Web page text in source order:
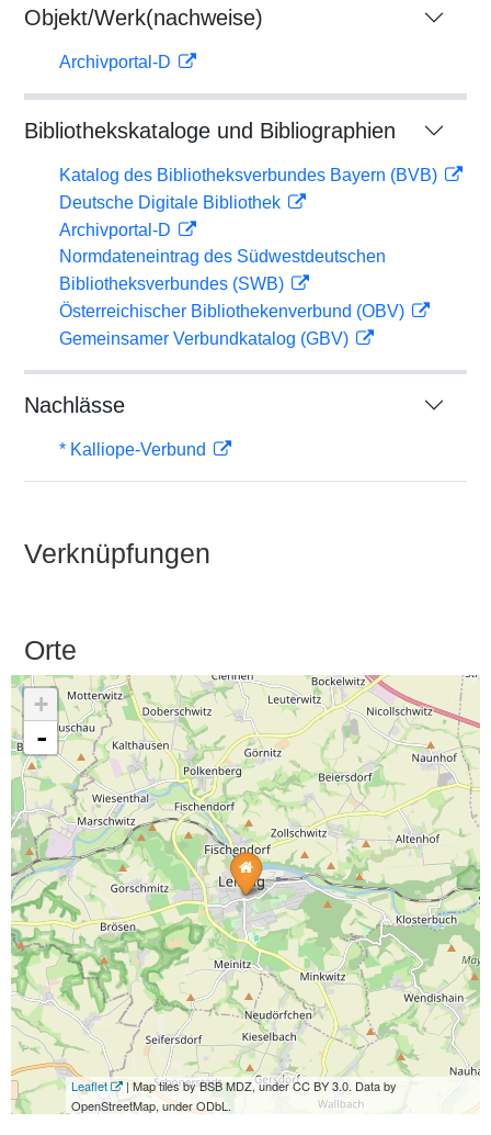
Objekt/Werk(nachweise)
Archivportal-D
Bibliothekskataloge und Bibliographien
Katalog des Bibliotheksverbundes Bayern (BVB)
Deutsche Digitale Bibliothek
Archivportal-D
Normdateneintrag des Südwestdeutschen
Bibliotheksverbundes (SWB)
Österreichischer Bibliothekenverbund (OBV)
Gemeinsamer Verbundkatalog (GBV)
Nachlässe
* Kalliope-Verbund
Verknüpfungen
Orte
+
-
Leaflet
| Map tiles by BSB MDZ, under CC BY 3.0. Data by
OpenStreetMap, under ODbL.